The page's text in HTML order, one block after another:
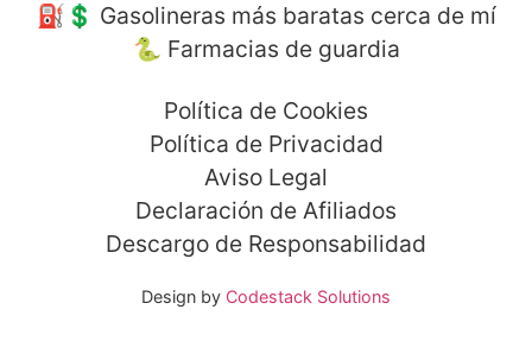
⛽️💲 Gasolineras más baratas cerca de mí
🐍 Farmacias de guardia
Política de Cookies
Política de Privacidad
Aviso Legal
Declaración de Afiliados
Descargo de Responsabilidad
Design by Codestack Solutions